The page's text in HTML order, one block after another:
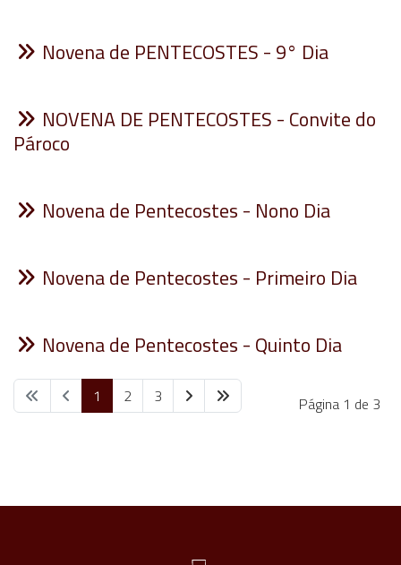
Novena de PENTECOSTES - 9° Dia
NOVENA DE PENTECOSTES - Convite do
Pároco
Novena de Pentecostes - Nono Dia
Novena de Pentecostes - Primeiro Dia
Novena de Pentecostes - Quinto Dia
Página 1 de 3
1 2 3